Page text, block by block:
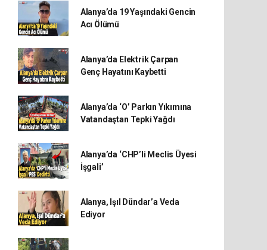
Alanya’da 19 Yaşındaki Gencin
Acı Ölümü
Alanya’da Elektrik Çarpan
Genç Hayatını Kaybetti
Alanya’da ‘O’ Parkın Yıkımına
Vatandaştan Tepki Yağdı
Alanya’da ‘CHP’li Meclis Üyesi
İşgali’
Alanya, Işıl Dündar’a Veda
Ediyor